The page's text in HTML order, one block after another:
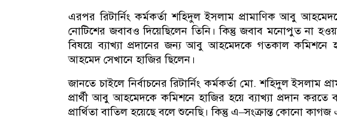
এরপর রিটার্নিং কর্মকর্তা শহিদুল ইসলাম প্রামাণিক আবু
নোটিশের জবাবও দিয়েছিলেন তিনি। কিন্তু জবাব মনোপুত না
বিষয়ে ব্যাখ্যা প্রদানের জন্য আবু আহমেদকে গতকাল
আহমেদ সেখানে হাজির ছিলেন।
জানতে চাইলে নির্বাচনের রিটার্নিং কর্মকর্তা মো. শহিদুল ইসলাম
প্রার্থী আবু আহমেদকে কমিশনে হাজির হয়ে ব্যাখ্যা প্রদান
প্রার্থিতা বাতিল হয়েছে বলে শুনেছি। কিন্তু এ–সংক্রান্ত কোনো